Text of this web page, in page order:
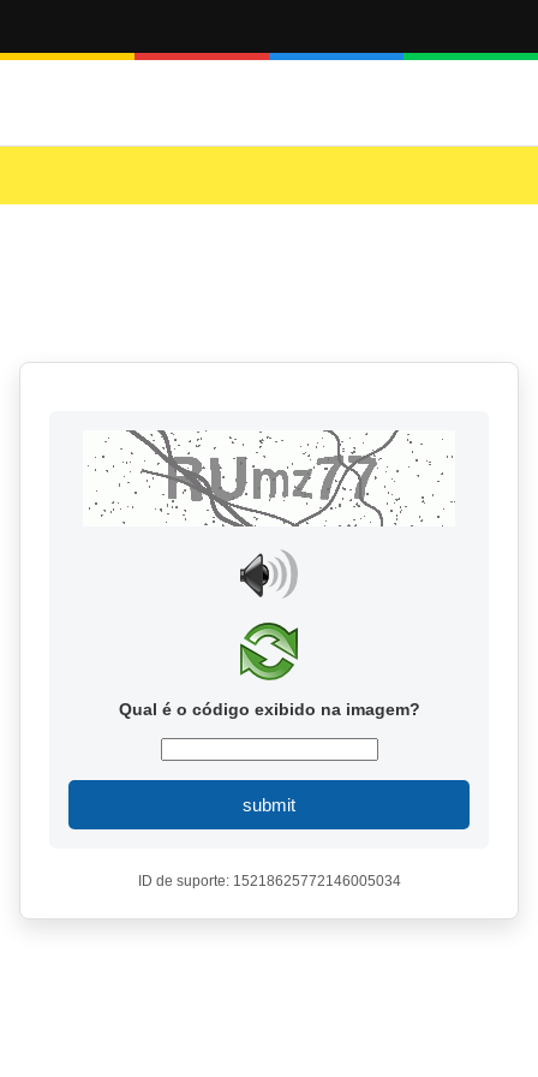
Qual é o código exibido na imagem?
submit
ID de suporte: 15218625772146005034